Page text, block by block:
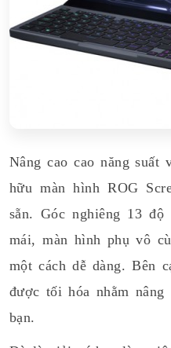
Nâng cao cao năng
hữu màn hình ROG
sẵn. Góc nghiêng 13
mái, màn hình phụ vô
một cách dễ dàng. Bên
được tối hóa nhằm
bạn.